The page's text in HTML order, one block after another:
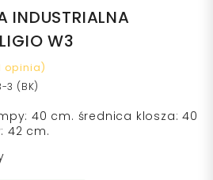
INDUSTRIALNA
W3
opinia)
3 (BK)
40 cm. średnica klosza: 40
42 cm.